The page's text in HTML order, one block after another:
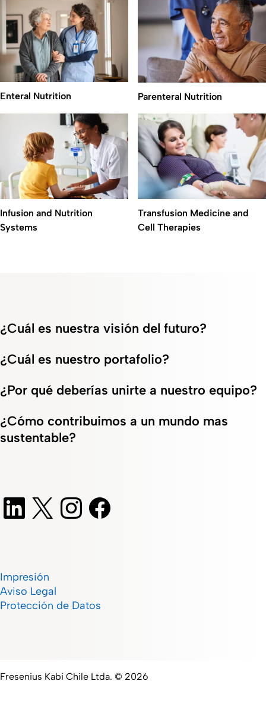
Enteral Nutrition Parenteral Nutrition
Infusion and Nutrition
Systems
Transfusion Medicine and
Cell Therapies
¿Cuál es nuestra visión del futuro?
¿Cuál es nuestro portafolio?
¿Por qué deberías unirte a nuestro equipo?
¿Cómo contribuimos a un mundo mas
sustentable?
Impresión
Aviso Legal
Protección de Datos
Fresenius Kabi Chile Ltda. © 2026